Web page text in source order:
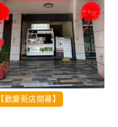
【歡慶新店開幕】